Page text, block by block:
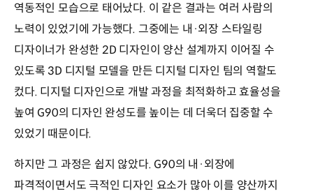
역동적인 모습으로 태어났다. 이 같은 결과는 여러 사람의
노력이 있었기에 가능했다. 그중에는 내·외장 스타일링
디자이너가 완성한 2D 디자인이 양산 설계까지 이어질 수
있도록 3D 디지털 모델을 만든 디지털 디자인 팀의 역할도
컸다. 디지털 디자인으로 개발 과정을 최적화하고 효율성을
높여 G90의 디자인 완성도를 높이는 데 더욱더 집중할 수
있었기 때문이다.
하지만 그 과정은 쉽지 않았다. G90의 내·외장에
파격적이면서도 극적인 디자인 요소가 많아 이를 양산까지